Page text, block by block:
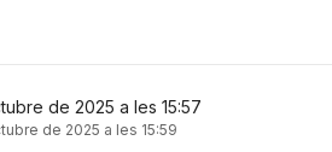
de 2025 a les 15:57
de 2025 a les 15:59